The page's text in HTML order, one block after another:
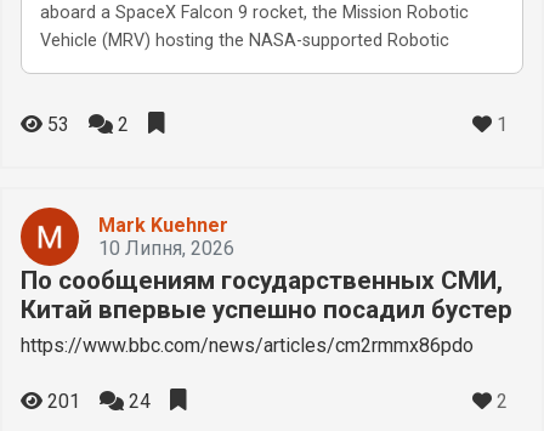
aboard a SpaceX Falcon 9 rocket, the Mission Robotic
Vehicle (MRV) hosting the NASA-supported Robotic
53 2 1
Mark Kuehner
10 Липня, 2026
По сообщениям государственных СМИ,
Китай впервые успешно посадил бустер
https://www.bbc.com/news/articles/cm2rmmx86pdo
201 24 2